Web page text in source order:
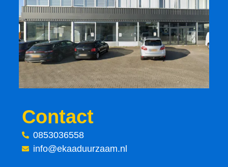
e
b
o
o
k
-
t
t
e
Contact
0853036558
info@ekaaduurzaam.nl